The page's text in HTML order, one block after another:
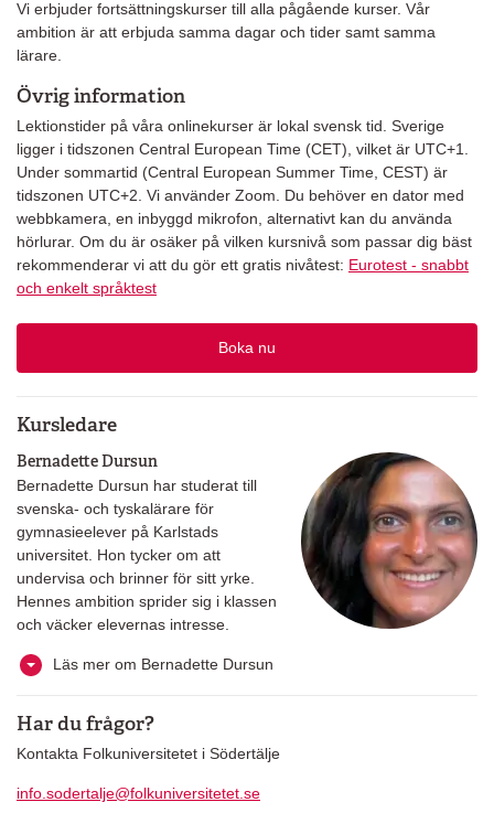
Vi erbjuder fortsättningskurser till alla pågående kurser. Vår
ambition är att erbjuda samma dagar och tider samt samma
lärare.
Övrig information
Lektionstider på våra onlinekurser är lokal svensk tid. Sverige
ligger i tidszonen Central European Time (CET), vilket är UTC+1.
Under sommartid (Central European Summer Time, CEST) är
tidszonen UTC+2. Vi använder Zoom. Du behöver en dator med
webbkamera, en inbyggd mikrofon, alternativt kan du använda
hörlurar. Om du är osäker på vilken kursnivå som passar dig bäst
rekommenderar vi att du gör ett gratis nivåtest: Eurotest - snabbt
och enkelt språktest
Boka nu
Kursledare
Bernadette Dursun
Bernadette Dursun har studerat till
svenska- och tyskalärare för
gymnasieelever på Karlstads
universitet. Hon tycker om att
undervisa och brinner för sitt yrke.
Hennes ambition sprider sig i klassen
och väcker elevernas intresse.
Läs mer om Bernadette Dursun
Har du frågor?
Kontakta Folkuniversitetet i Södertälje
info.sodertalje@folkuniversitetet.se